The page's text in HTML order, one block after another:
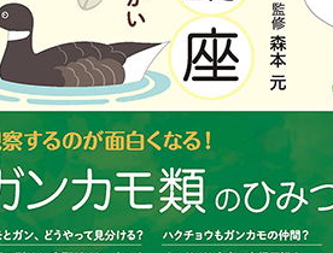
鳥害
鳥類標識調査